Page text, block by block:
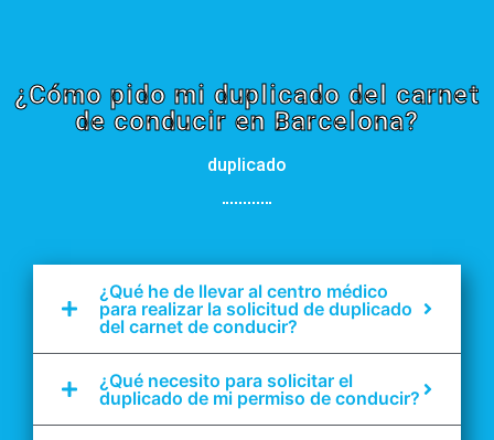
¿Cómo pido mi duplicado del carnet
de conducir en Barcelona?
duplicado
¿Qué he de llevar al centro médico
para realizar la solicitud de duplicado
del carnet de conducir?
¿Qué necesito para solicitar el
duplicado de mi permiso de conducir?